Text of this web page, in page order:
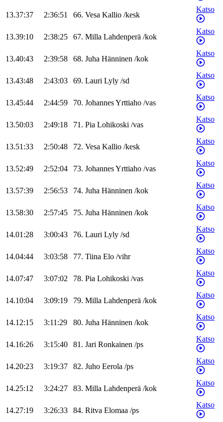
13.37:37 2:36:51 66. Vesa Kallio /kesk
Katso
13.39:10 2:38:25 67. Milla Lahdenperä /kok
Katso
13.40:43 2:39:58 68. Juha Hänninen /kok
Katso
13.43:48 2:43:03 69. Lauri Lyly /sd
Katso
13.45:44 2:44:59 70. JohannesYrttiaho /vas
Katso
13.50:03 2:49:18 71. Pia Lohikoski /vas
Katso
13.51:33 2:50:48 72. Vesa Kallio /kesk
Katso
13.52:49 2:52:04 73. JohannesYrttiaho /vas
Katso
13.57:39 2:56:53 74. Juha Hänninen /kok
Katso
13.58:30 2:57:45 75. Juha Hänninen /kok
Katso
14.01:28 3:00:43 76. Lauri Lyly /sd
Katso
14.04:44 3:03:58 77. Tiina Elo /vihr
Katso
14.07:47 3:07:02 78. Pia Lohikoski /vas
Katso
14.10:04 3:09:19 79. Milla Lahdenperä /kok
Katso
14.12:15 3:11:29 80. Juha Hänninen /kok
Katso
14.16:26 3:15:40 81. Jari Ronkainen /ps
Katso
14.20:23 3:19:37 82. Juho Eerola /ps
Katso
14.25:12 3:24:27 83. Milla Lahdenperä /kok
Katso
14.27:19 3:26:33 84. Ritva Elomaa /ps
Katso